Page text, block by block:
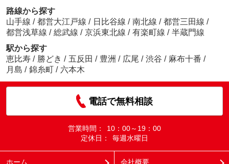
路線から探す
山手線 / 都営大江戸線 / 日比谷線 / 南北線 / 都営三田線 /
都営浅草線 / 総武線 / 京浜東北線 / 有楽町線 / 半蔵門線
駅から探す
恵比寿 / 勝どき / 五反田 / 豊洲 / 広尾 / 渋谷 / 麻布十番 /
月島 / 錦糸町 / 六本木
電話で無料相談
営業時間：
10：00～19：00
定休日：
毎週水曜日
ホーム 会社概要